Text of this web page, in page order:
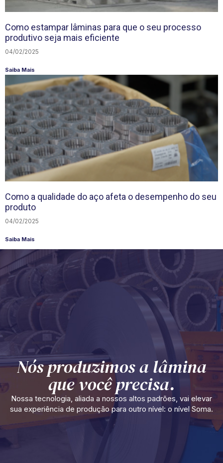
Como estampar lâminas para que o seu processo
produtivo seja mais eficiente
04/02/2025
Saiba Mais
Como a qualidade do aço afeta o desempenho do seu
produto
04/02/2025
Saiba Mais
Nós produzimos a lâmina
que você precisa.
Nossa tecnologia, aliada a nossos altos padrões, vai elevar
sua experiência de produção para outro nível: o nível Soma.